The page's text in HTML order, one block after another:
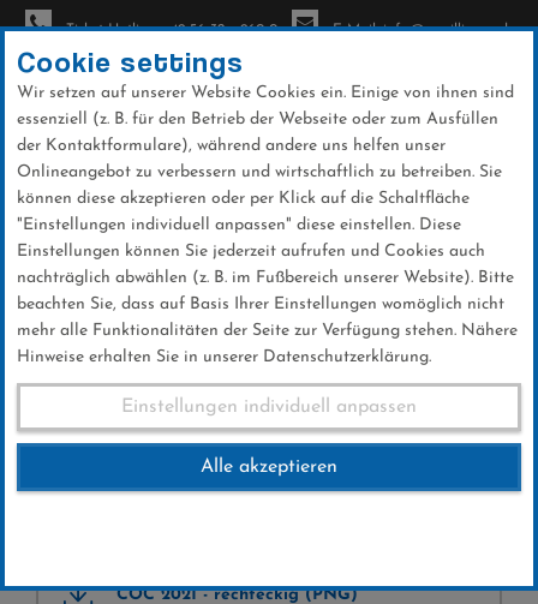
Direkt
zum
Inhalt
Ticket-Hotline: +49 56 32 - 960-0 E-Mail: info@sc-willingen.de
Logos: COC 2021
Logos: COC 2021
COC 2021 - rechteckig (PNG)
Cookie settings
Wir setzen auf unserer Website Cookies ein. Einige von ihnen sind
essenziell (z. B. für den Betrieb der Webseite oder zum Ausfüllen
der Kontaktformulare), während andere uns helfen unser
Onlineangebot zu verbessern und wirtschaftlich zu betreiben. Sie
können diese akzeptieren oder per Klick auf die Schaltfläche
"Einstellungen individuell anpassen" diese einstellen. Diese
Einstellungen können Sie jederzeit aufrufen und Cookies auch
nachträglich abwählen (z. B. im Fußbereich unserer Website). Bitte
beachten Sie, dass auf Basis Ihrer Einstellungen womöglich nicht
mehr alle Funktionalitäten der Seite zur Verfügung stehen. Nähere
Hinweise erhalten Sie in unserer Datenschutzerklärung.
Einstellungen individuell anpassen
Alle akzeptieren